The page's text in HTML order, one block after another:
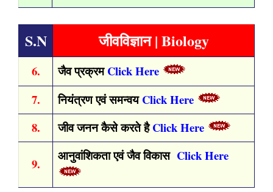
S.N जीवविज्ञान | Biology
6. जैव प्रक्रमClick Here
7.
नियंत्रण एवं समन्वयClick Here
8.
जीव जनन कैसे करते हैClick Here
9.
आनुवांशिकता एवं जैव विकास Click Here